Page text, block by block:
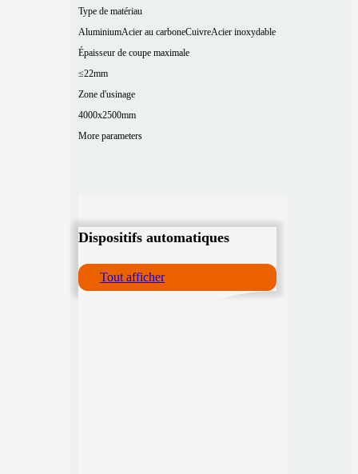
Type de matériau
AluminiumAcier au carboneCuivreAcier inoxydable
Épaisseur de coupe maximale
≤22mm
Zone d'usinage
4000x2500mm
More parameters
Dispositifs automatiques
Tout afficher